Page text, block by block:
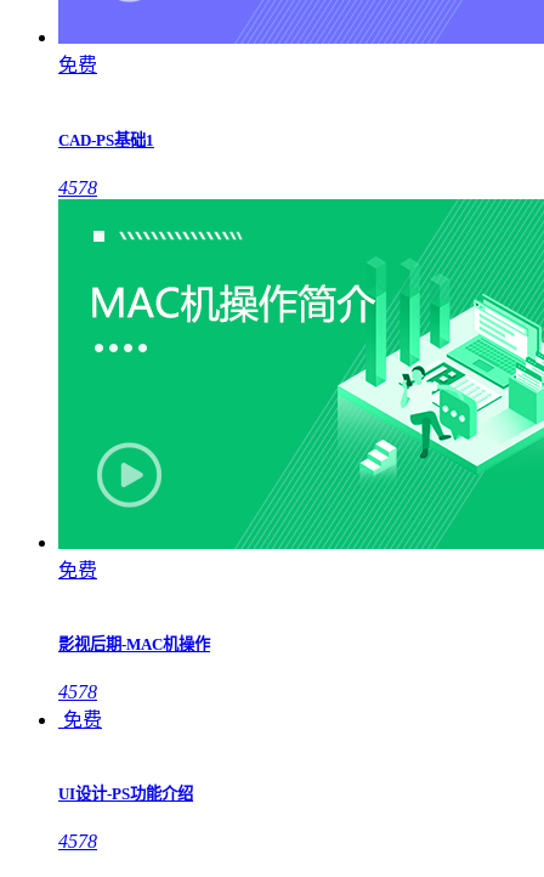
免费
CAD-PS基础1
4578
免费
影视后期-MAC机操作
4578
免费
UI设计-PS功能介绍
4578